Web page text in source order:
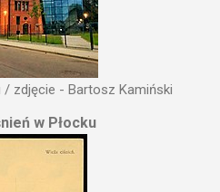
/ zdjęcie - Bartosz Kamiński
w Płocku